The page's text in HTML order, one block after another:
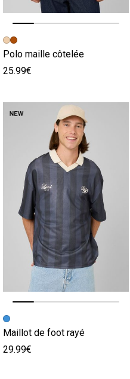
Image précédente
Image suivante
Polo maille côtelée
25.99€
Image précédente
Image suivante
Maillot de foot rayé
29.99€